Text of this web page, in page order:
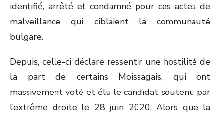
identifié, arrêté et condamné pour ces actes de
malveillance qui ciblaient la communauté
bulgare.
Depuis, celle-ci déclare ressentir une hostilité de
la part de certains Moissagais, qui ont
massivement voté et élu le candidat soutenu par
l’extrême droite le 28 juin 2020. Alors que la